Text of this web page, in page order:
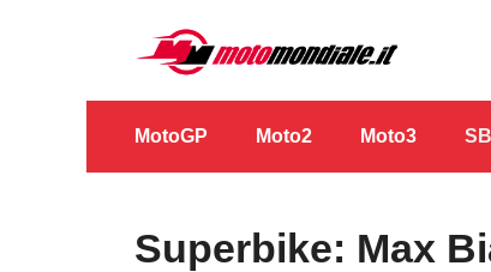
contenuto
MotoGP Moto2 Moto3
Superbike: Max